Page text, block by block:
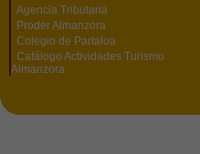
Agencia Tributaria
Proder Almanzora
Colegio de Partaloa
Catálogo Actividades Turismo
Almanzora